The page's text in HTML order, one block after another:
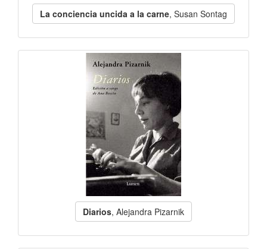
La conciencia uncida a la carne, Susan Sontag
Diarios, Alejandra Pizarnik